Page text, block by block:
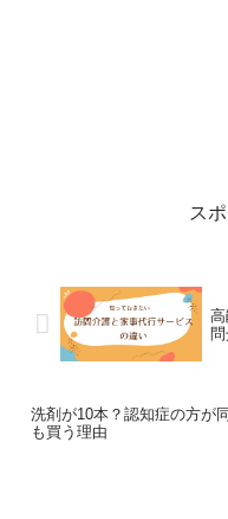
ス
洗剤が10本？認知症の方が
も買う理由